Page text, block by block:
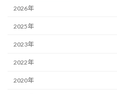
2026年
2025年
2023年
2022年
2020年